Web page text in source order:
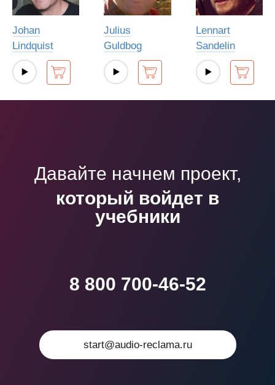
Johan
Lindquist
Julius
Guldbog
Lennart
Sandelin
Давайте начнем проект,
который войдет в
учебники
8 800 700-46-52
start@audio-reclama.ru